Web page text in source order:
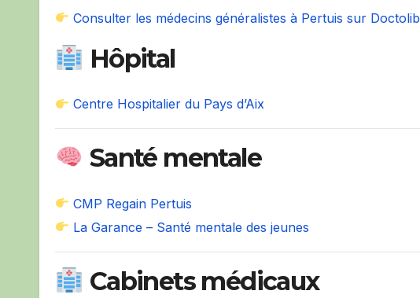
Consulter les médecins généralistes à Pertuis sur Doctolib
Hôpital
Centre Hospitalier du Pays d’Aix
Santé mentale
CMP Regain Pertuis
La Garance – Santé mentale des jeunes
Cabinets médicaux